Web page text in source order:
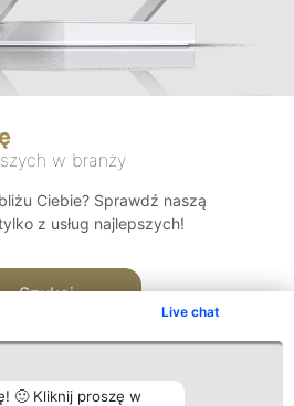
Live chat
🙂 Kliknij proszę w
w branży
Ciebie? Sprawdź naszą
z usług najlepszych!
Szukaj